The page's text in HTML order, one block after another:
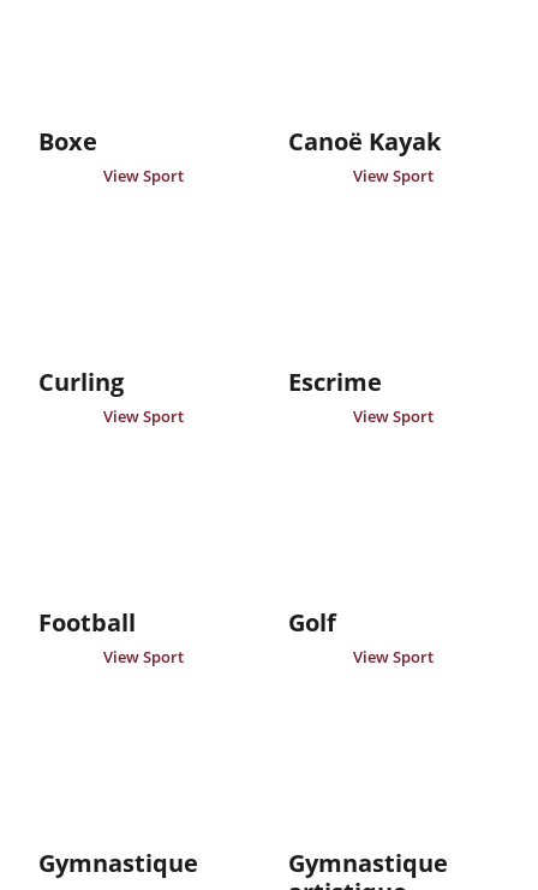
Boxe
View Sport
Canoë Kayak
View Sport
Curling
View Sport
Escrime
View Sport
Football
View Sport
Golf
View Sport
Gymnastique
Gymnastique